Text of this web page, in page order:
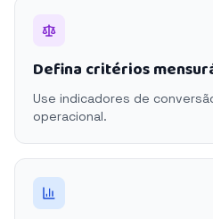
Defina critérios
Use indicadores de
operacional.